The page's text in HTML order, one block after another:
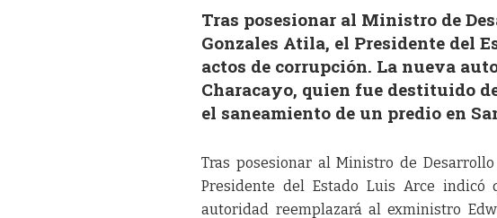
Tras posesionar al Ministro de
Gonzales Atila, el Presidente del
actos de corrupción. La nueva
Characayo, quien fue destituido
el saneamiento de un predio en
Tras posesionar al Ministro de
Presidente del Estado Luis Arce
autoridad reemplazará al exministro